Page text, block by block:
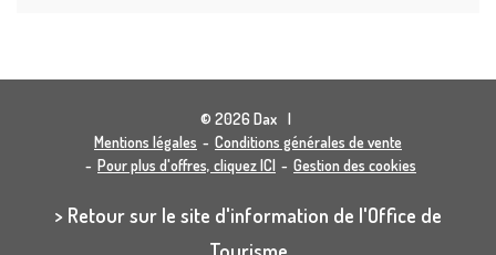
© 2026 Dax
Mentions légales
Conditions générales de vente
Pour plus d'offres, cliquez ICI
Gestion des cookies
> Retour sur le site d'information de l'Office de